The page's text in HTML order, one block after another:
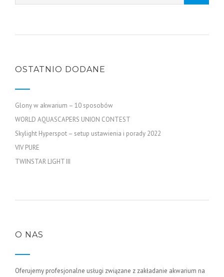
OSTATNIO DODANE
Glony w akwarium – 10 sposobów
WORLD AQUASCAPERS UNION CONTEST
Skylight Hyperspot – setup ustawienia i porady 2022
VIV PURE
TWINSTAR LIGHT III
O NAS
Oferujemy profesjonalne usługi związane z zakładanie akwarium na